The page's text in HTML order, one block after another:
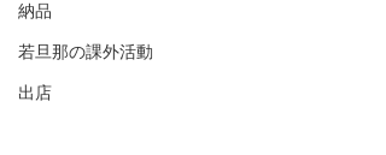
納品
若旦那の課外活動
出店